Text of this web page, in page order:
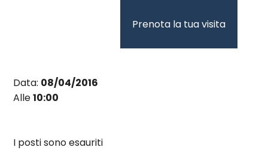
Prenota la tua visita
Data: 08/04/2016
Alle10:00
I posti sono esauriti